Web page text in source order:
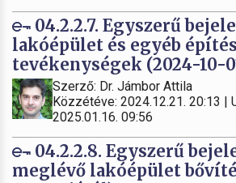
04.2.2.7. Egyszerű
lakóépület és egyéb
tevékenységek (2024-10-
Szerző: Dr. Jámbor Attila
Közzétéve: 2024.12.21. 20:13 |
2025.01.16. 09:56
04.2.2.8. Egyszerű
meglévő lakóépület